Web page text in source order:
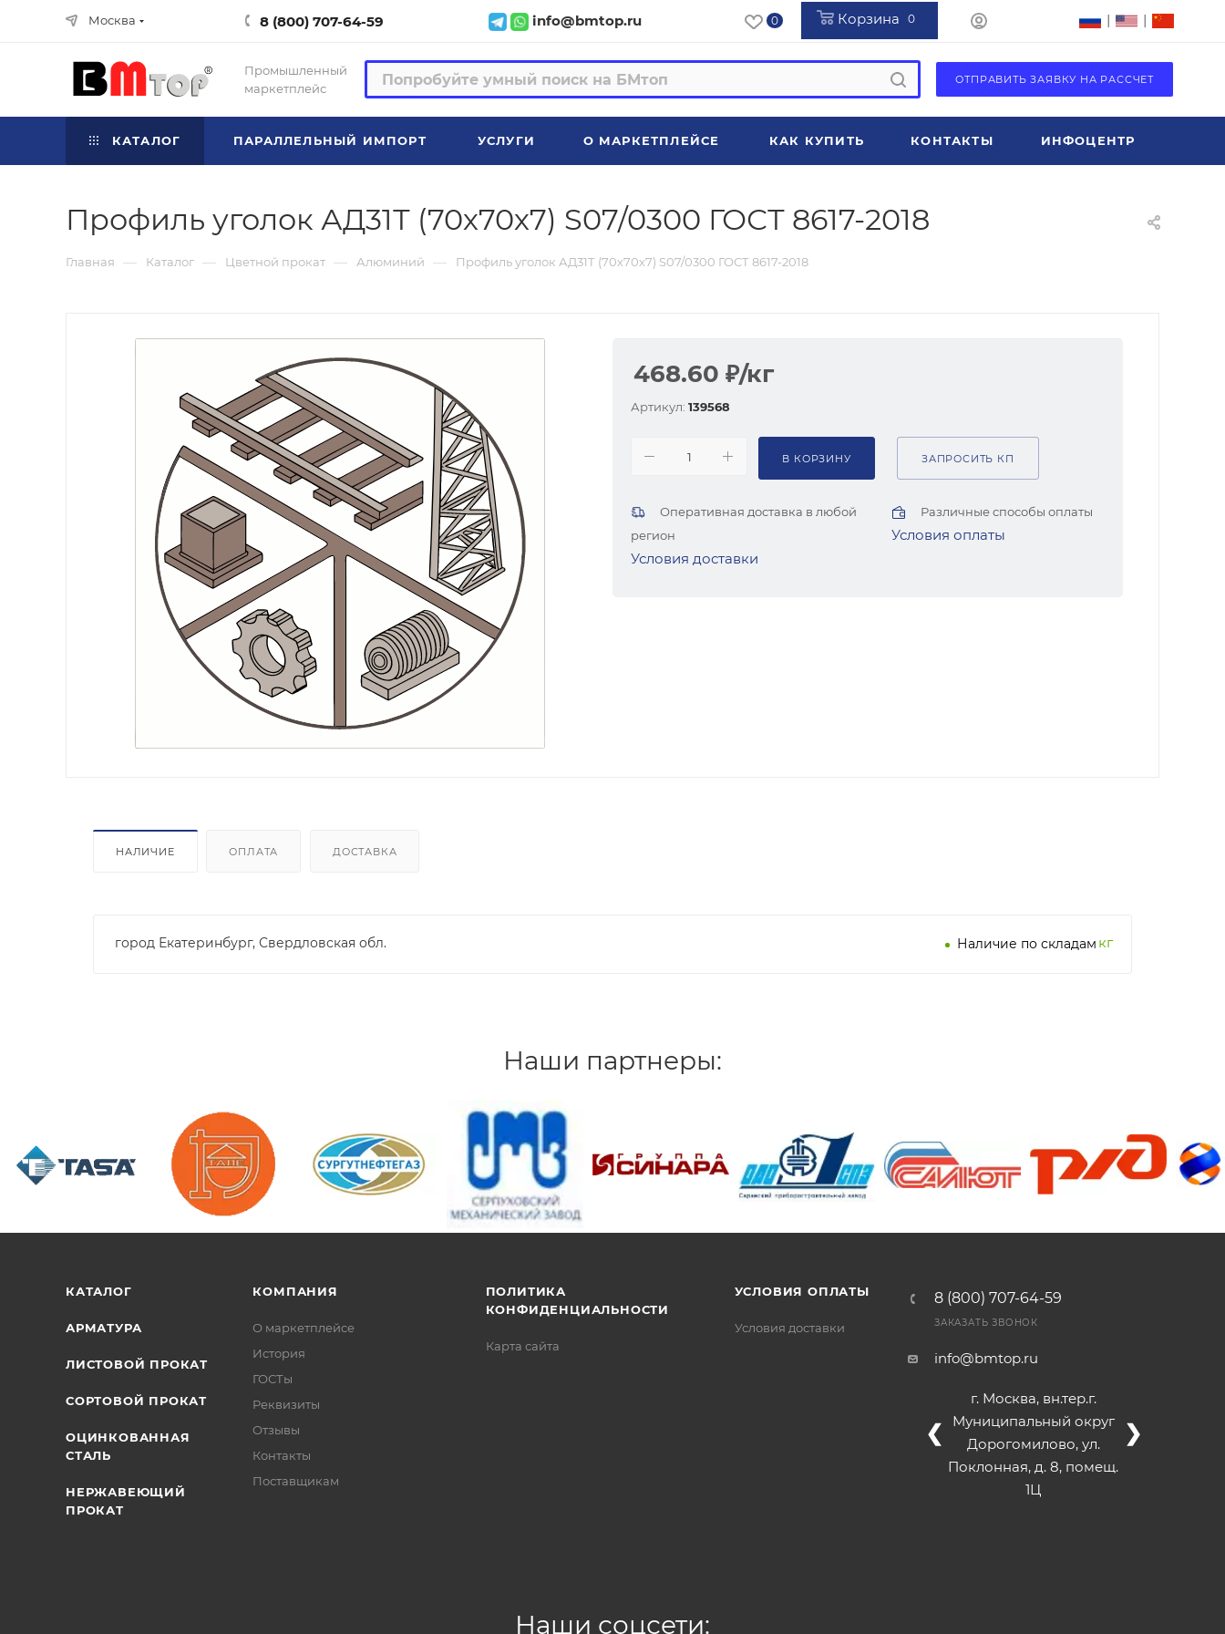
Москва 8 (800) 707-64-59 info@bmtop.ru 0 Корзина 0 | |
Промышленный
маркетплейс
ОТПРАВИТЬ ЗАЯВКУ НА РАССЧЕТ
КАТАЛОГ ПАРАЛЛЕЛЬНЫЙ ИМПОРТ УСЛУГИ О МАРКЕТПЛЕЙСЕ КАК КУПИТЬ КОНТАКТЫ ИНФОЦЕНТР
Профиль уголок АД31Т (70х70х7) S07/0300 ГОСТ 8617-2018
Главная — Каталог — Цветной прокат — Алюминий — Профиль уголок АД31Т (70х70х7) S07/0300 ГОСТ 8617-2018
468.60 ₽/кг
Артикул: 139568
В КОРЗИНУ ЗАПРОСИТЬ КП
Оперативная доставка в любой
регион
Условия доставки
Различные способы оплаты
Условия оплаты
НАЛИЧИЕ ОПЛАТА ДОСТАВКА
город Екатеринбург, Свердловская обл. Наличие по складам кг
Наши партнеры:
КАТАЛОГ
АРМАТУРА
ЛИСТОВОЙ ПРОКАТ
СОРТОВОЙ ПРОКАТ
ОЦИНКОВАННАЯ
СТАЛЬ
НЕРЖАВЕЮЩИЙ
ПРОКАТ
КОМПАНИЯ
О маркетплейсе
История
ГОСТы
Реквизиты
Отзывы
Контакты
Поставщикам
ПОЛИТИКА
КОНФИДЕНЦИАЛЬНОСТИ
Карта сайта
УСЛОВИЯ ОПЛАТЫ
Условия доставки
8 (800) 707-64-59
ЗАКАЗАТЬ ЗВОНОК
info@bmtop.ru
г. Москва, вн.тер.г.
Муниципальный округ
Дорогомилово, ул.
Поклонная, д. 8, помещ.
1Ц
❮ ❯
Наши соцсети: